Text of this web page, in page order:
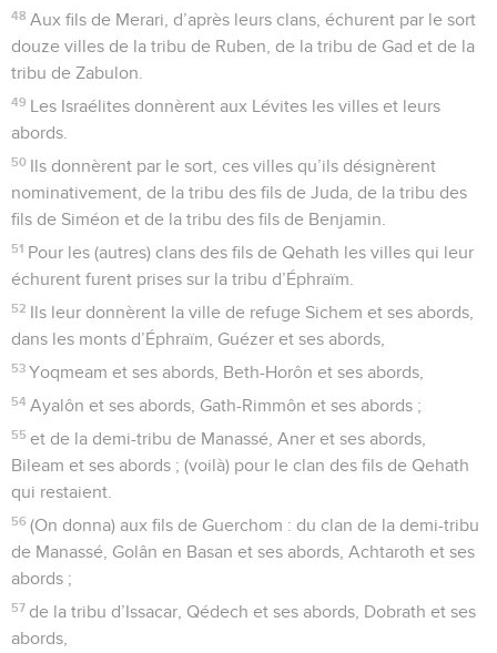
48 Aux fils de Merari, d’après leurs clans, échurent par le sort
douze villes de la tribu de Ruben, de la tribu de Gad et de la
tribu de Zabulon.
49 Les Israélites donnèrent aux Lévites les villes et leurs
abords.
50 Ils donnèrent par le sort, ces villes qu’ils désignèrent
nominativement, de la tribu des fils de Juda, de la tribu des
fils de Siméon et de la tribu des fils de Benjamin.
51 Pour les (autres) clans des fils de Qehath les villes qui leur
échurent furent prises sur la tribu d’Éphraïm.
52 Ils leur donnèrent la ville de refuge Sichem et ses abords,
dans les monts d’Éphraïm, Guézer et ses abords,
53 Yoqmeam et ses abords, Beth-Horôn et ses abords,
54 Ayalôn et ses abords, Gath-Rimmôn et ses abords ;
55 et de la demi-tribu de Manassé, Aner et ses abords,
Bileam et ses abords ; (voilà) pour le clan des fils de Qehath
qui restaient.
56 (On donna) aux fils de Guerchom : du clan de la demi-tribu
de Manassé, Golân en Basan et ses abords, Achtaroth et ses
abords ;
57 de la tribu d’Issacar, Qédech et ses abords, Dobrath et ses
abords,